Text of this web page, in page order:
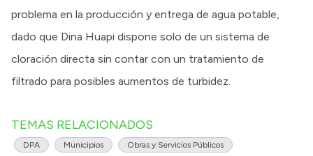
problema en la producción y entrega de agua potable,
dado que Dina Huapi dispone solo de un sistema de
cloración directa sin contar con un tratamiento de
filtrado para posibles aumentos de turbidez.
TEMAS RELACIONADOS
DPA Municipios Obras y Servicios Públicos